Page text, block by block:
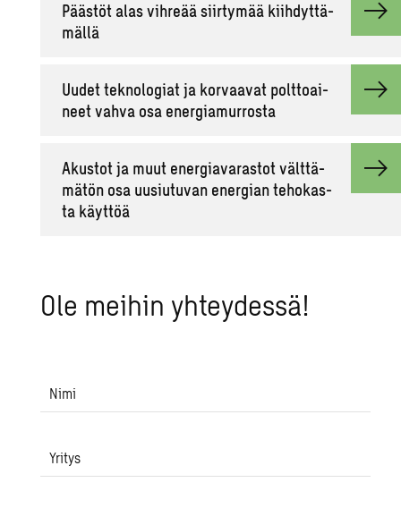
Pääs­töt alas vih­re­ää siir­ty­mää kiih­dyt­tä­
mäl­lä
Uudet tek­no­lo­giat ja kor­vaa­vat polt­toai­
neet vahva osa ener­gia­mur­ros­ta
Akus­tot ja muut ener­gia­va­ras­tot vält­tä­
mä­tön osa uusiu­tu­van ener­gian te­ho­kas­
ta käyt­töä
Ole mei­hin yh­tey­des­sä!
Nimi
Yritys